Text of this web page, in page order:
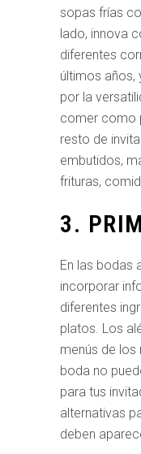
sopas frías
lado, innova
diferentes
últimos años,
por la
comer como
resto de
embutidos,
frituras,
3.
En las bodas
incorporar
diferentes
platos. Los
menús de los
boda no
para tus
alternativas
deben